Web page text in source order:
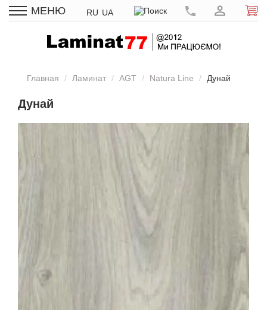
МЕНЮ RU UA
Главная Ламинат AGT Natura Line Дунай
Дунай